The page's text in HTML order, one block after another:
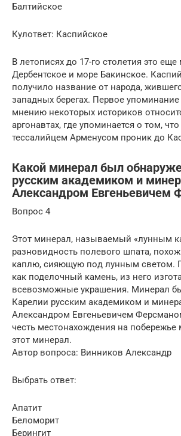
Балтийское
Кулответ: Каспийское
В летописях до 17-го столетия это еще
Дербентское и море Бакинское.
получило название от народа,
западных берегах. Первое
мнению некоторых историков
аргонавтах, где упоминается о том,
тессалийцем Арменусом проник до
Какой минерал был
русским академиком и
Александром Евгеньевичем
Вопрос 4
Этот минерал, называемый «лунным
paзнoвиднocть пoлeвoгo шпaтa,
кaплю, cияющyю пoд лyнным cвeтoм.
как поделочный камень, из него
всевозможные украшения. Минерал
Карелии русским академиком и
Александром Евгеньевичем
честь местонахождения на побережье
этот минерал.
Автор вопроса: Винников Александр
Выбрать ответ:
Апатит
Беломорит
Берингит